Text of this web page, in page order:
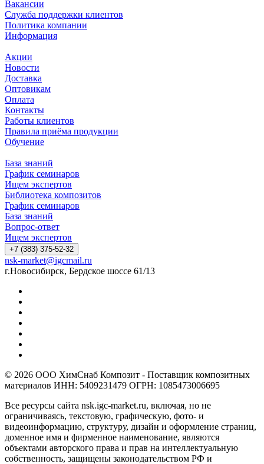
Вакансии
Служба поддержки клиентов
Политика компании
Информация
Акции
Новости
Доставка
Оптовикам
Оплата
Контакты
Работы клиентов
Правила приёма продукции
Обучение
База знаний
График семинаров
Ищем экспертов
Библиотека композитов
График семинаров
База знаний
Вопрос-ответ
Ищем экспертов
+7 (383) 375-52-32
nsk-market@igcmail.ru
г.Новосибирск, Бердское шоссе 61/13
© 2026 ООО ХимСнаб Композит - Поставщик композитных
материалов ИНН: 5409231479 ОГРН: 1085473006695
Все ресурсы сайта nsk.igc-market.ru, включая, но не
ограничиваясь, текстовую, графическую, фото- и
видеоинформацию, структуру, дизайн и оформление страниц,
доменное имя и фирменное наименование, являются
объектами авторского права и прав на интеллектуальную
собственность, защищены законодательством РФ и